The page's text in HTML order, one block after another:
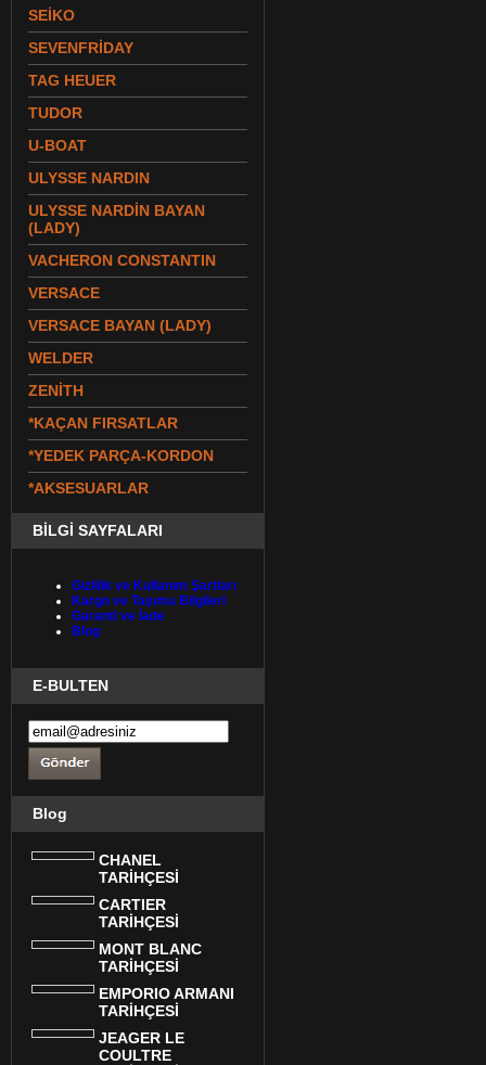
SEİKO
SEVENFRİDAY
TAG HEUER
TUDOR
U-BOAT
ULYSSE NARDIN
ULYSSE NARDİN BAYAN
(LADY)
VACHERON CONSTANTIN
VERSACE
VERSACE BAYAN (LADY)
WELDER
ZENİTH
*KAÇAN FIRSATLAR
*YEDEK PARÇA-KORDON
*AKSESUARLAR
BİLGİ SAYFALARI
Gizlilik ve Kullanım Şartları
Kargo ve Taşıma Bilgileri
Garanti ve İade
Blog
E-BULTEN
Blog
CHANEL
TARİHÇESİ
CARTIER
TARİHÇESİ
MONT BLANC
TARİHÇESİ
EMPORIO ARMANI
TARİHÇESİ
JEAGER LE
COULTRE